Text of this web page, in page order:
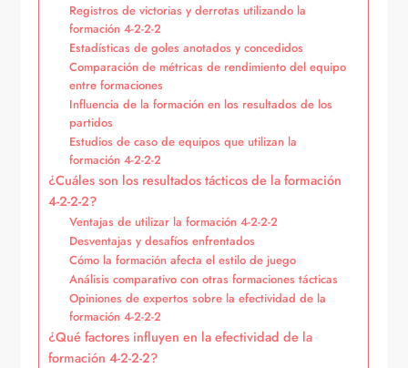
Registros de victorias y derrotas utilizando la
formación 4-2-2-2
Estadísticas de goles anotados y concedidos
Comparación de métricas de rendimiento del equipo
entre formaciones
Influencia de la formación en los resultados de los
partidos
Estudios de caso de equipos que utilizan la
formación 4-2-2-2
¿Cuáles son los resultados tácticos de la formación
4-2-2-2?
Ventajas de utilizar la formación 4-2-2-2
Desventajas y desafíos enfrentados
Cómo la formación afecta el estilo de juego
Análisis comparativo con otras formaciones tácticas
Opiniones de expertos sobre la efectividad de la
formación 4-2-2-2
¿Qué factores influyen en la efectividad de la
formación 4-2-2-2?